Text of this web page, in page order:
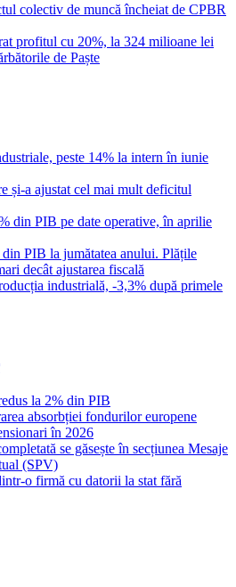
colectiv de muncă încheiat de CPBR
profitul cu 20%, la 324 milioane lei
de Paște
peste 14% la intern în iunie
și-a ajustat cel mai mult deficitul
din PIB pe date operative, în aprilie
PIB la jumătatea anului. Plățile
decât ajustarea fiscală
industrială, -3,3% după primele
la 2% din PIB
absorbției fondurilor europene
în 2026
se găsește în secțiunea Mesaje
(SPV)
o firmă cu datorii la stat fără